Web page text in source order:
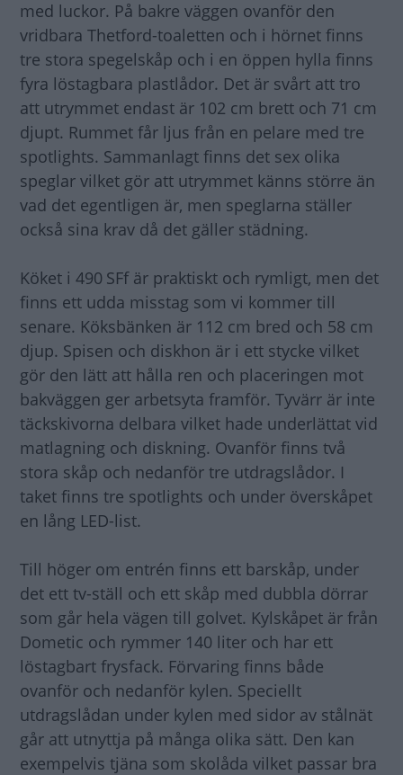
med luckor. På bakre väggen ovanför den
vridbara Thetford-toaletten och i hörnet finns
tre stora spegelskåp och i en öppen hylla finns
fyra löstagbara plastlådor. Det är svårt att tro
att utrymmet endast är 102 cm brett och 71 cm
djupt. Rummet får ljus från en pelare med tre
spotlights. Sammanlagt finns det sex olika
speglar vilket gör att utrymmet känns större än
vad det egentligen är, men speglarna ställer
också sina krav då det gäller städning.
Köket i 490 SFf är praktiskt och rymligt, men det
finns ett udda misstag som vi kommer till
senare. Köksbänken är 112 cm bred och 58 cm
djup. Spisen och diskhon är i ett stycke vilket
gör den lätt att hålla ren och placeringen mot
bakväggen ger arbetsyta framför. Tyvärr är inte
täckskivorna delbara vilket hade underlättat vid
matlagning och diskning. Ovanför finns två
stora skåp och nedanför tre utdragslådor. I
taket finns tre spotlights och under överskåpet
en lång LED-list.
Till höger om entrén finns ett barskåp, under
det ett tv-ställ och ett skåp med dubbla dörrar
som går hela vägen till golvet. Kylskåpet är från
Dometic och rymmer 140 liter och har ett
löstagbart frysfack. Förvaring finns både
ovanför och nedanför kylen. Speciellt
utdragslådan under kylen med sidor av stålnät
går att utnyttja på många olika sätt. Den kan
exempelvis tjäna som skolåda vilket passar bra